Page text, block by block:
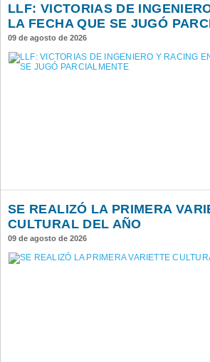
LLF: VICTORIAS DE
LA FECHA QUE SE JUGÓ
09 de agosto de 2026
SE REALIZÓ LA PRIMERA
CULTURAL DEL AÑO
09 de agosto de 2026